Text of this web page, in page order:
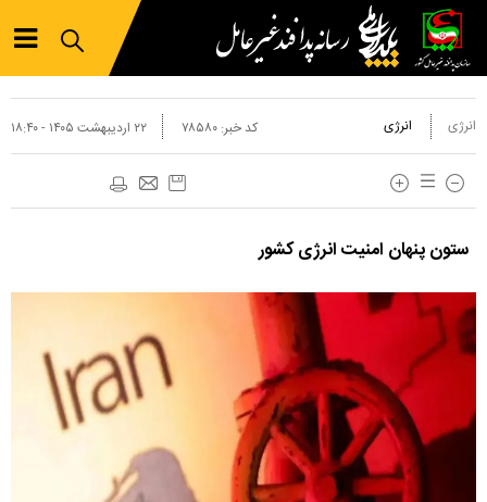
انرژی انرژی ۲۲ ارديبهشت ۱۴۰۵ - ۱۸:۴۰ کد خبر:۷۸۵۸۰
ستون پنهان امنیت انرژی کشور